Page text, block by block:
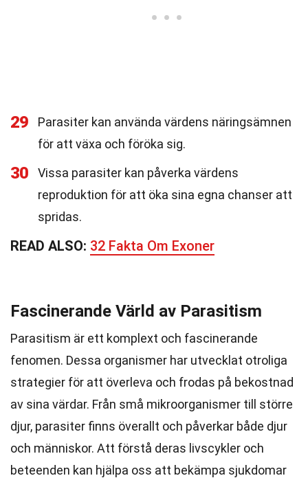
29
Parasiter kan använda värdens näringsämnen
för att växa och föröka sig.
30
Vissa parasiter kan påverka värdens
reproduktion för att öka sina egna chanser att
spridas.
READ ALSO: 32 Fakta Om Exoner
Fascinerande Värld av Parasitism
Parasitism är ett komplext och fascinerande
fenomen. Dessa organismer har utvecklat otroliga
strategier för att överleva och frodas på bekostnad
av sina värdar. Från små mikroorganismer till större
djur, parasiter finns överallt och påverkar både djur
och människor. Att förstå deras livscykler och
beteenden kan hjälpa oss att bekämpa sjukdomar